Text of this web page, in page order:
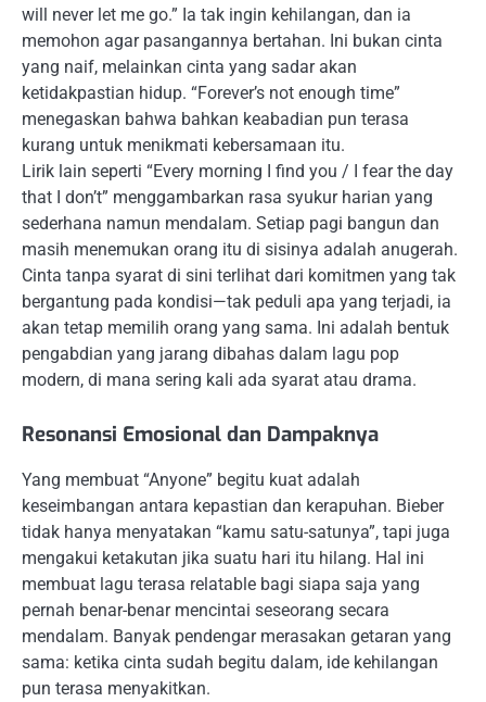
will never let me go.” Ia tak ingin kehilangan, dan ia
memohon agar pasangannya bertahan. Ini bukan cinta
yang naif, melainkan cinta yang sadar akan
ketidakpastian hidup. “Forever’s not enough time”
menegaskan bahwa bahkan keabadian pun terasa
kurang untuk menikmati kebersamaan itu.
Lirik lain seperti “Every morning I find you / I fear the day
that I don’t” menggambarkan rasa syukur harian yang
sederhana namun mendalam. Setiap pagi bangun dan
masih menemukan orang itu di sisinya adalah anugerah.
Cinta tanpa syarat di sini terlihat dari komitmen yang tak
bergantung pada kondisi—tak peduli apa yang terjadi, ia
akan tetap memilih orang yang sama. Ini adalah bentuk
pengabdian yang jarang dibahas dalam lagu pop
modern, di mana sering kali ada syarat atau drama.
Resonansi Emosional dan Dampaknya
Yang membuat “Anyone” begitu kuat adalah
keseimbangan antara kepastian dan kerapuhan. Bieber
tidak hanya menyatakan “kamu satu-satunya”, tapi juga
mengakui ketakutan jika suatu hari itu hilang. Hal ini
membuat lagu terasa relatable bagi siapa saja yang
pernah benar-benar mencintai seseorang secara
mendalam. Banyak pendengar merasakan getaran yang
sama: ketika cinta sudah begitu dalam, ide kehilangan
pun terasa menyakitkan.